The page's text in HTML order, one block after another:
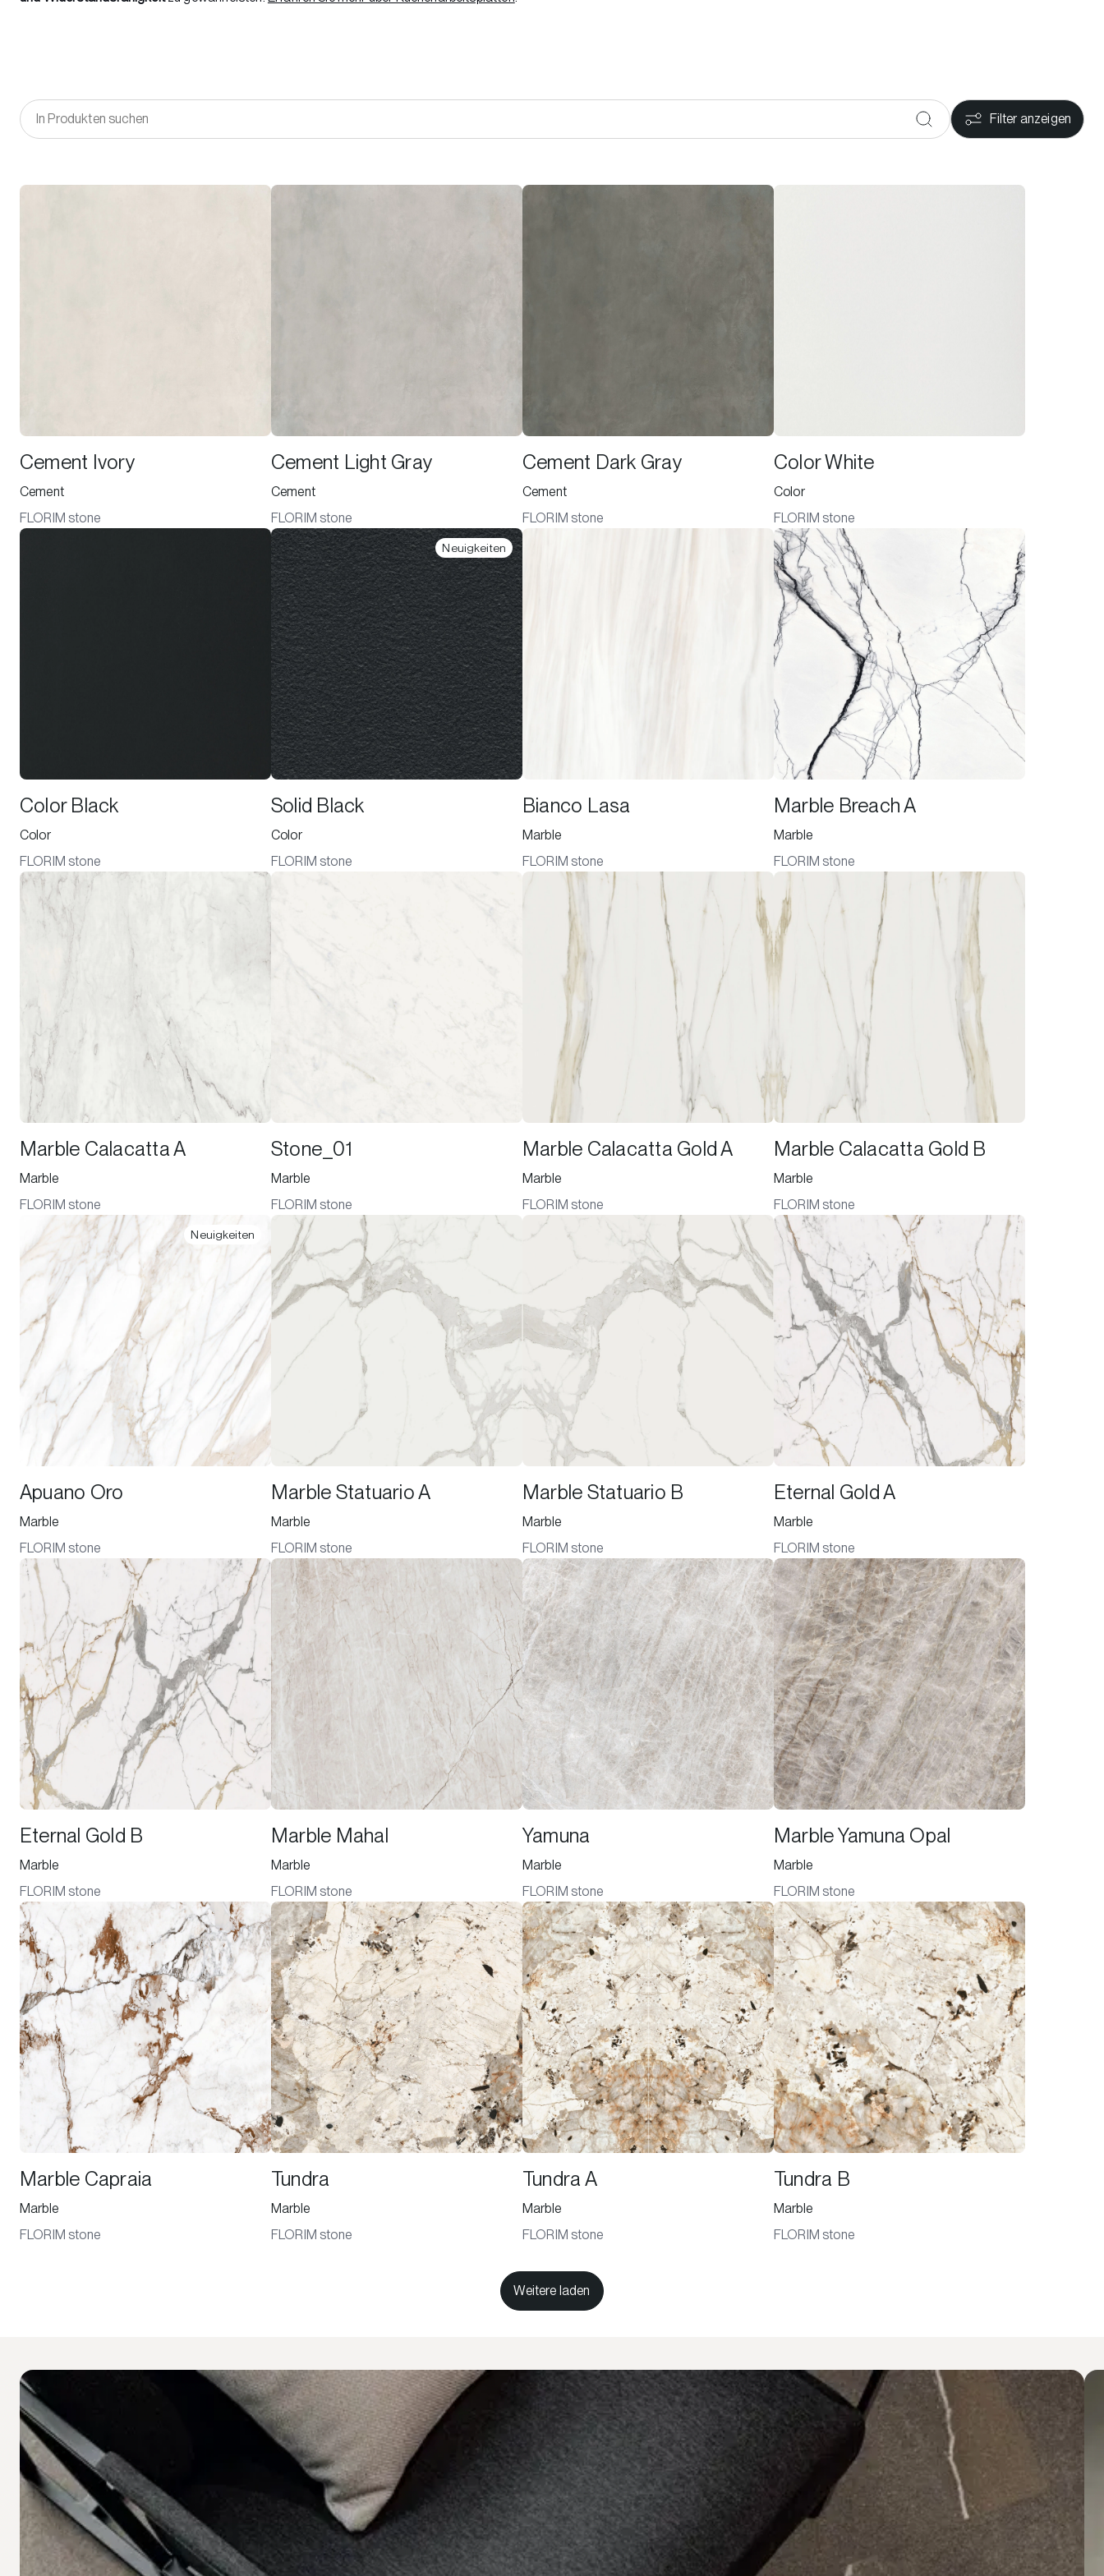
Filter anzeigen
Cement Ivory
Cement
FLORIM stone
Cement Light Gray
Cement
FLORIM stone
Cement Dark Gray
Cement
FLORIM stone
Color White
Color
FLORIM stone
Color Black
Color
FLORIM stone
Neuigkeiten
Solid Black
Color
FLORIM stone
Bianco Lasa
Marble
FLORIM stone
Marble Breach A
Marble
FLORIM stone
Marble Calacatta A
Marble
FLORIM stone
Stone_01
Marble
FLORIM stone
Marble Calacatta Gold A
Marble
FLORIM stone
Marble Calacatta Gold B
Marble
FLORIM stone
Neuigkeiten
Apuano Oro
Marble
FLORIM stone
Marble Statuario A
Marble
FLORIM stone
Marble Statuario B
Marble
FLORIM stone
Eternal Gold A
Marble
FLORIM stone
Eternal Gold B
Marble
FLORIM stone
Marble Mahal
Marble
FLORIM stone
Yamuna
Marble
FLORIM stone
Marble Yamuna Opal
Marble
FLORIM stone
Marble Capraia
Marble
FLORIM stone
Tundra
Marble
FLORIM stone
Tundra A
Marble
FLORIM stone
Tundra B
Marble
FLORIM stone
Weitere laden